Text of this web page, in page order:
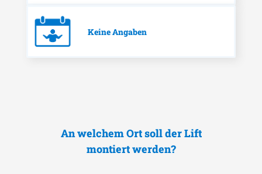
Keine Angaben
An welchem Ort soll der Lift
montiert werden?